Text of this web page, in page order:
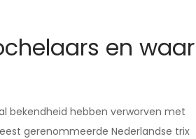
en waar
bekendheid hebben verworven met
gerenommeerde Nederlandse trix